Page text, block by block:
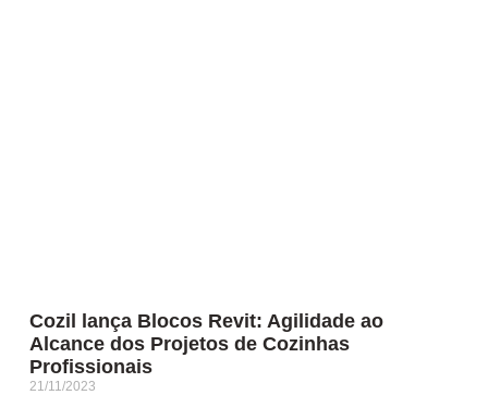
Cozil lança Blocos Revit: Agilidade ao
Alcance dos Projetos de Cozinhas
Profissionais
21/11/2023